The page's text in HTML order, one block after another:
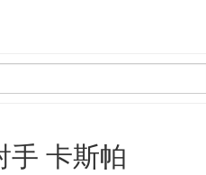
手 卡斯帕